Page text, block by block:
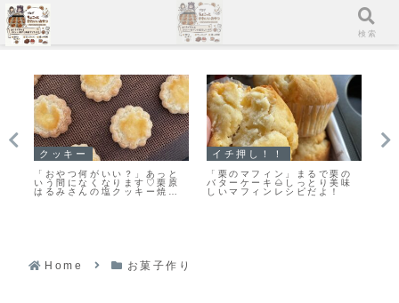
クッキー
「おやつ何がいい？」あっと
いう間になくなります♡栗原
はるみさんの塩クッキー焼き
ました！
イチ押し！！
「栗のマフィン」まるで栗の
バターケーキ🌰しっとり美味
しいマフィンレシピだよ！
Home お菓子作り
メニュー 検索